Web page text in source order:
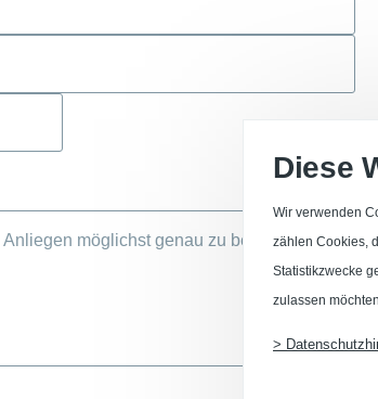
Diese
Wir verwenden
zählen Cookies,
Statistikzwecke
zulassen
>